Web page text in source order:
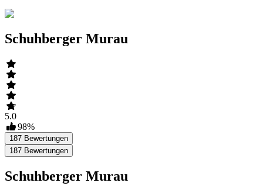
Schuhberger Murau
5.0
98%
187 Bewertungen
187 Bewertungen
Schuhberger Murau